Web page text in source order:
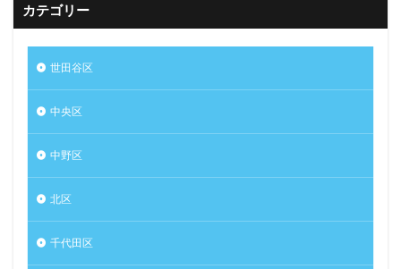
カテゴリー
世田谷区
中央区
中野区
北区
千代田区